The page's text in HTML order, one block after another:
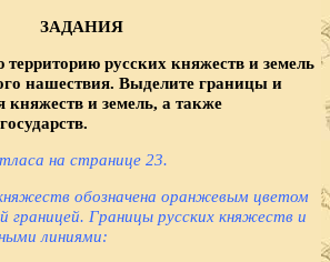
ЗАДАНИЯ
русских княжеств и земель
нашествия. Выделите границы и
и земель, а также
на странице 23.
обозначена оранжевым цветом
границей. Границы русских княжеств и
линиями: